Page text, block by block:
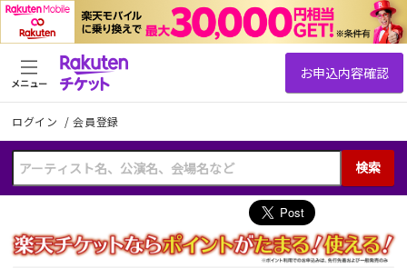
ログイン /会員登録
検索
メニュー